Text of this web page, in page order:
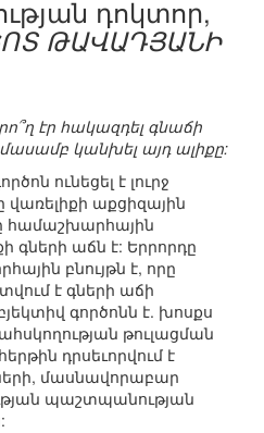
դոկտոր,
ԹԱՎԱԴՅԱՆԻ
էր հակազդել գնաճի
կանխել այդ ալիքը:
ունեցել է լուրջ
վառելիքի աքցիզային
համաշխարհային
գների աճն է: Երրորդը
բնույթն է, որը
է գների աճի
գործոնն է. խոսքս
թուլացման
դրսեւորվում է
մասնավորաբար
պաշտպանության